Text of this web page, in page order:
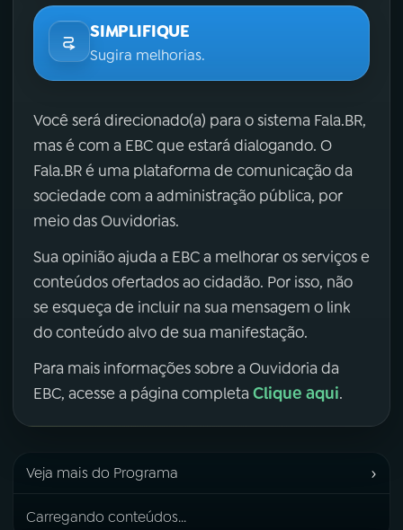
SIMPLIFIQUE
Sugira melhorias.
Você será direcionado(a) para o sistema Fala.BR,
mas é com a EBC que estará dialogando. O
Fala.BR é uma plataforma de comunicação da
sociedade com a administração pública, por
meio das Ouvidorias.
Sua opinião ajuda a EBC a melhorar os serviços e
conteúdos ofertados ao cidadão. Por isso, não
se esqueça de incluir na sua mensagem o link
do conteúdo alvo de sua manifestação.
Para mais informações sobre a Ouvidoria da
EBC, acesse a página completa Clique aqui.
Veja mais do Programa ›
Carregando conteúdos...